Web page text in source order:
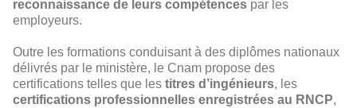
reconnaissance de leurs compétences par les
employeurs.
Outre les formations conduisant à des diplômes nationaux
délivrés par le ministère, le Cnam propose des
certifications telles que les titres d’ingénieurs, les
certifications professionnelles enregistrées au RNCP,